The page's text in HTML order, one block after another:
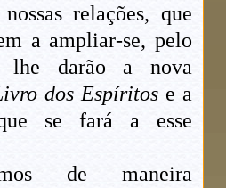
relações, que
a ampliar-se, pelo
lhe darão a nova
dos Espíritose a
se fará a esse
de maneira